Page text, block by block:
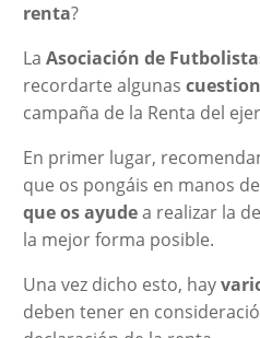
renta?
La Asociación de
recordarte algunas
campaña de la Renta del
En primer lugar,
que os pongáis en manos
que os ayudea realizar la
la mejor forma posible.
Una vez dicho esto, hay
deben tener en